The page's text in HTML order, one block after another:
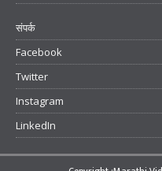
संपर्क
Facebook
Twitter
Instagram
LinkedIn